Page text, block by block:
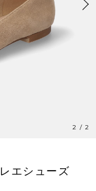
1 /2
エシューズ